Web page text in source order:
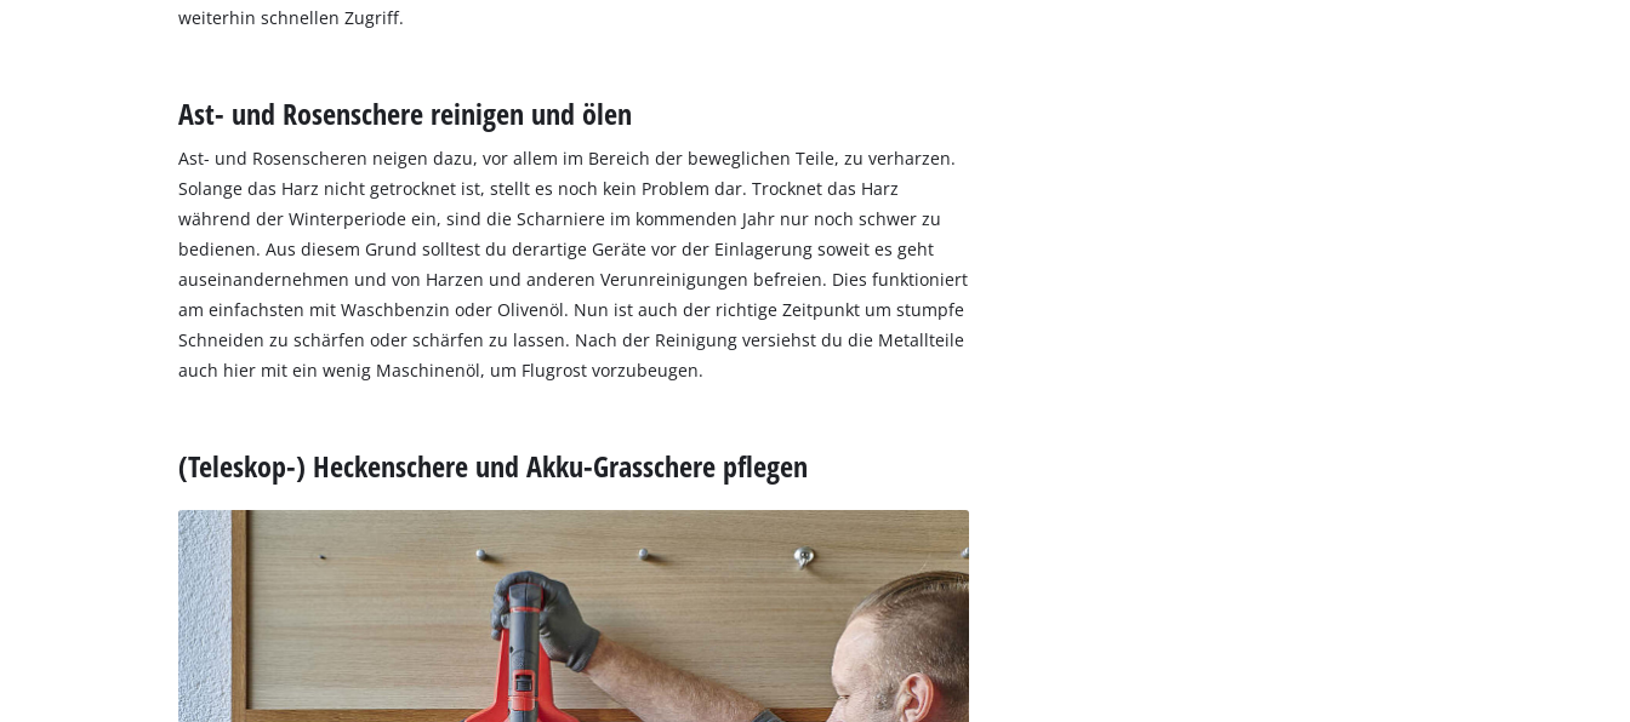
weiterhin schnellen Zugriff.
Ast- und Rosenschere reinigen und ölen
Ast- und Rosenscheren neigen dazu, vor allem im Bereich der beweglichen Teile, zu verharzen.
Solange das Harz nicht getrocknet ist, stellt es noch kein Problem dar. Trocknet das Harz
während der Winterperiode ein, sind die Scharniere im kommenden Jahr nur noch schwer zu
bedienen. Aus diesem Grund solltest du derartige Geräte vor der Einlagerung soweit es geht
auseinandernehmen und von Harzen und anderen Verunreinigungen befreien. Dies funktioniert
am einfachsten mit Waschbenzin oder Olivenöl. Nun ist auch der richtige Zeitpunkt um stumpfe
Schneiden zu schärfen oder schärfen zu lassen. Nach der Reinigung versiehst du die Metallteile
auch hier mit ein wenig Maschinenöl, um Flugrost vorzubeugen.
(Teleskop-) Heckenschere und Akku-Grasschere pflegen